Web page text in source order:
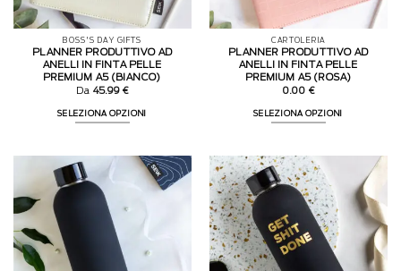
BOSS'S DAY GIFTS
PLANNER PRODUTTIVO AD
ANELLI IN FINTA PELLE
PREMIUM A5 (BIANCO)
Da 45.99 €
SELEZIONA OPZIONI
CARTOLERIA
PLANNER PRODUTTIVO AD
ANELLI IN FINTA PELLE
PREMIUM A5 (ROSA)
0.00 €
SELEZIONA OPZIONI